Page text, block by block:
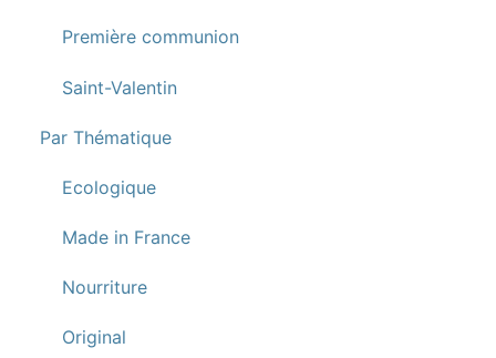
Première communion
Saint-Valentin
Par Thématique
Ecologique
Made in France
Nourriture
Original